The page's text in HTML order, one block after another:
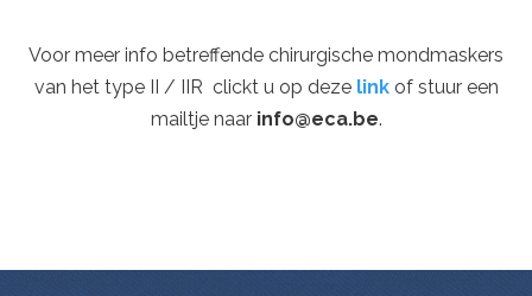
Voor meer info betreffende chirurgische mondmaskers
van het type II / IIR clickt u op dezelinkof stuur een
mailtje naar info@eca.be.